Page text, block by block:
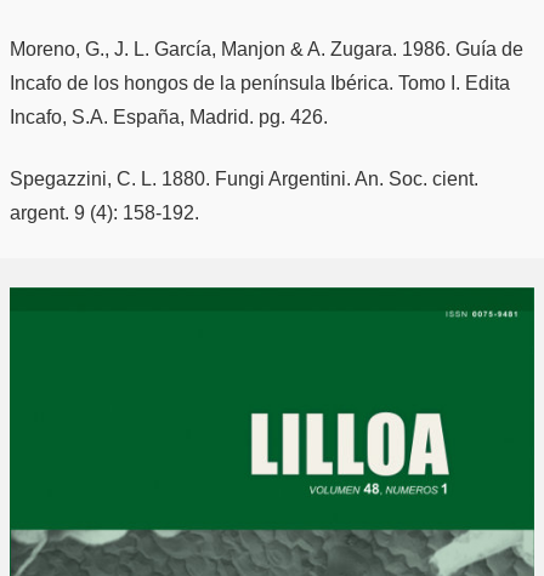
Moreno, G., J. L. García, Manjon & A. Zugara. 1986. Guía de
Incafo de los hongos de la península Ibérica. Tomo I. Edita
Incafo, S.A. España, Madrid. pg. 426.
Spegazzini, C. L. 1880. Fungi Argentini. An. Soc. cient.
argent. 9 (4): 158-192.